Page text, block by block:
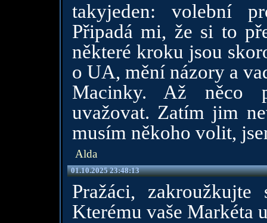
takyjeden: volební
Připadá mi, že si to
některé kroku jsou
o UA, mění názory a
Macinky. Až něco
uvažovat. Zatím jim
musím někoho volit,
Alda
01.10.2025 23:48:13
Pražáci,
Kterému vaše Markéta